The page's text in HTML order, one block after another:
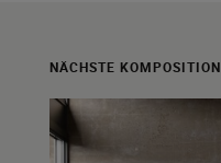
NÄCHSTE KOMPOSITION